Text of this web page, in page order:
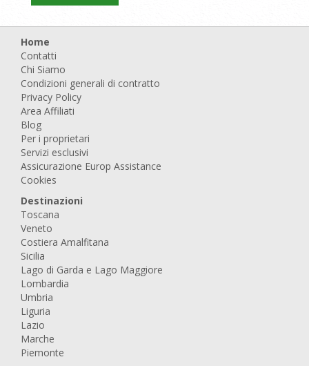
Home
Contatti
Chi Siamo
Condizioni generali di contratto
Privacy Policy
Area Affiliati
Blog
Per i proprietari
Servizi esclusivi
Assicurazione Europ Assistance
Cookies
Destinazioni
Toscana
Veneto
Costiera Amalfitana
Sicilia
Lago di Garda e Lago Maggiore
Lombardia
Umbria
Liguria
Lazio
Marche
Piemonte